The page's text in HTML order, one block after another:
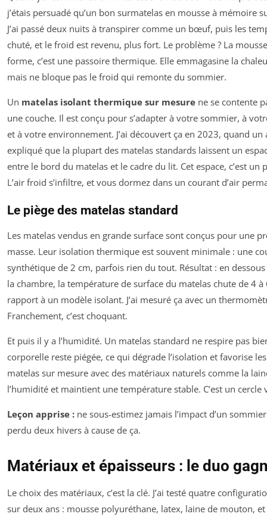
j’étais persuadé qu’un bon surmatelas en mousse à mémoire
J’ai passé deux nuits à transpirer comme un bœuf, puis les
chuté, et le froid est revenu, plus fort. Le problème ? La
forme, c’est une passoire thermique. Elle emmagasine la
mais ne bloque pas le froid qui remonte du sommier.
Un matelas isolant thermique sur mesure ne se contente
une couche. Il est conçu pour s’adapter à votre sommier, à
et à votre environnement. J’ai découvert ça en 2023, quand un
expliqué que la plupart des matelas standards laissent un
entre le bord du matelas et le cadre du lit. Cet espace, c’est un
L’air froid s’infiltre, et vous dormez dans un courant d’air
Le piège des matelas standard
Les matelas vendus en grande surface sont conçus pour une
masse. Leur isolation thermique est souvent minimale : une
synthétique de 2 cm, parfois rien du tout. Résultat : en dessous
la chambre, la température de surface du matelas chute de 4 à
rapport à un modèle isolant. J’ai mesuré ça avec un
Franchement, c’est choquant.
Et puis il y a l’humidité. Un matelas standard ne respire pas
corporelle reste piégée, ce qui dégrade l’isolation et favorise
matelas sur mesure avec des matériaux naturels comme la
l’humidité et maintient une température stable. C’est un cercle
Leçon apprise : ne sous-estimez jamais l’impact d’un sommier
perdu deux hivers à cause de ça.
Matériaux et épaisseurs : le duo
Le choix des matériaux, c’est la clé. J’ai testé quatre
sur deux ans : mousse polyuréthane, latex, laine de mouton,